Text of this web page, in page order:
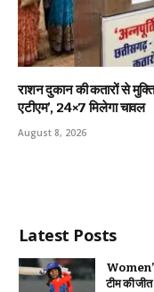
राशन दुकान की कतारों से
एटीएम’, 24×7 मिलेगा चावल
August 8, 2026
Latest Posts
टीम की